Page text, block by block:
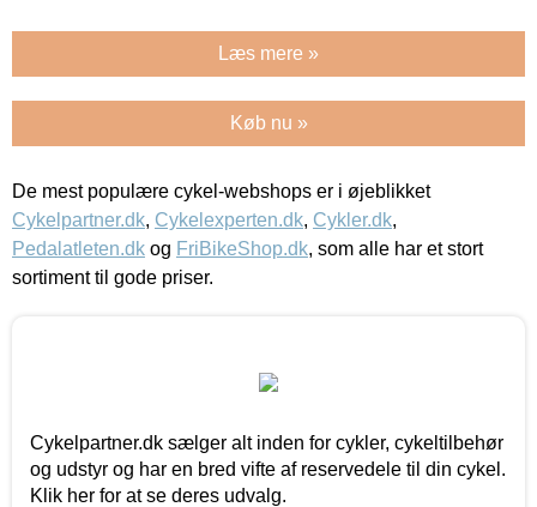
Læs mere »
Køb nu »
De mest populære cykel-webshops er i øjeblikket
Cykelpartner.dk, Cykelexperten.dk, Cykler.dk,
Pedalatleten.dk og FriBikeShop.dk, som alle har et stort
sortiment til gode priser.
Cykelpartner.dk sælger alt inden for cykler, cykeltilbehør
og udstyr og har en bred vifte af reservedele til din cykel.
Klik her for at se deres udvalg.